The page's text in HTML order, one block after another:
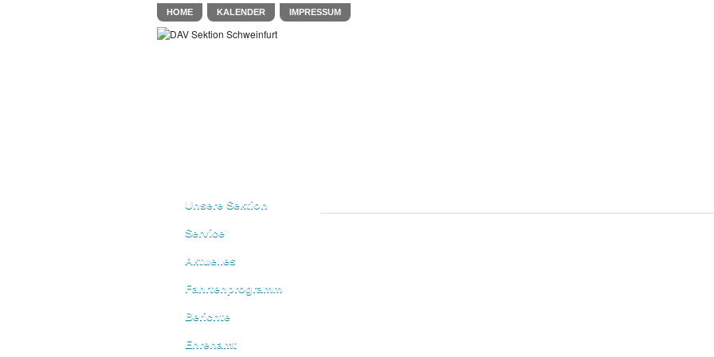
HOME KALENDER IMPRESSUM
Unsere Sektion
Service
Aktuelles
Fahrtenprogramm
Berichte
Ehrenamt